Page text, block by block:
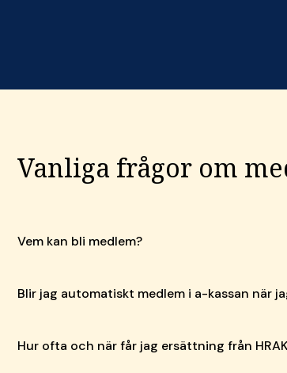
Vanliga frågor om
Vem kan bli medlem?
Blir jag automatiskt medlem i a-kassan när
Hur ofta och när får jag ersättning från